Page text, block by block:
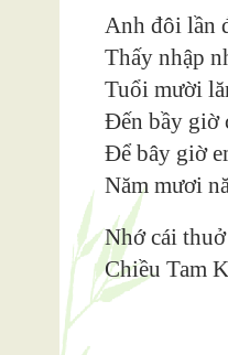
Anh đôi lần
Thấy nhập
Tuổi mười
Đến bầy giờ
Để bây giờ
Năm mươi
Nhớ cái
Chiều Tam